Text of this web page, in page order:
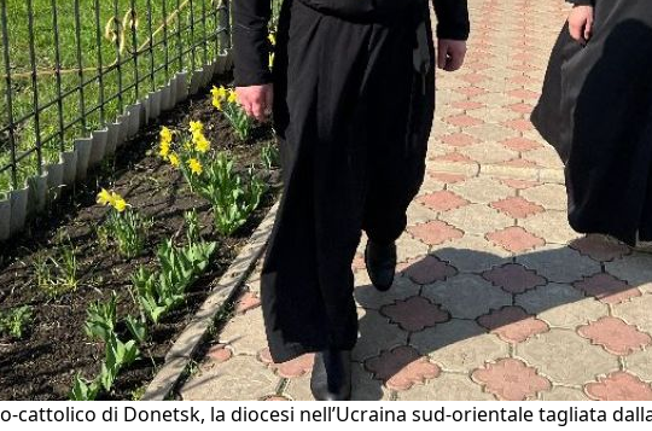
cattolico di Donetsk, la diocesi nell’Ucraina sud-orientale tagliata